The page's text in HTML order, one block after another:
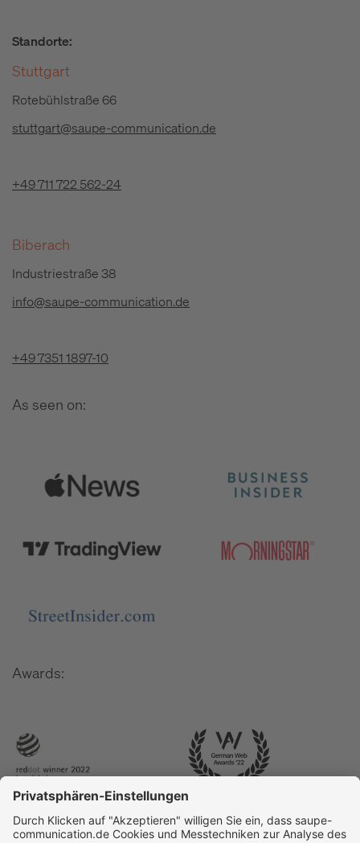
Standorte:
Stuttgart
Rotebühlstraße 66
stuttgart@saupe-communication.de
+49 711 722 562-24
Biberach
Industriestraße 38
info@saupe-communication.de
+49 7351 1897-10
As seen on:
Awards: